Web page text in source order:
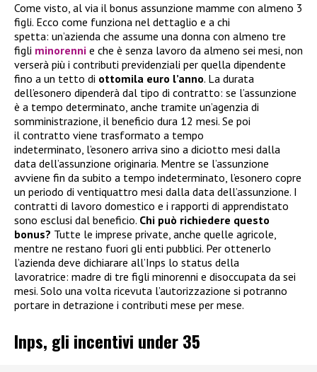
Come visto, al via il bonus assunzione mamme con almeno 3
figli. Ecco come funziona nel dettaglio e a chi
spetta: un’azienda che assume una donna con almeno tre
figli minorenni e che è senza lavoro da almeno sei mesi, non
verserà più i contributi previdenziali per quella dipendente
fino a un tetto di ottomila euro l’anno. La durata
dell’esonero dipenderà dal tipo di contratto: se l’assunzione
è a tempo determinato, anche tramite un’agenzia di
somministrazione, il beneficio dura 12 mesi. Se poi
il contratto viene trasformato a tempo
indeterminato, l’esonero arriva sino a diciotto mesi dalla
data dell’assunzione originaria. Mentre se l’assunzione
avviene fin da subito a tempo indeterminato, l’esonero copre
un periodo di ventiquattro mesi dalla data dell’assunzione. I
contratti di lavoro domestico e i rapporti di apprendistato
sono esclusi dal beneficio. Chi può richiedere questo
bonus? Tutte le imprese private, anche quelle agricole,
mentre ne restano fuori gli enti pubblici. Per ottenerlo
l’azienda deve dichiarare all’Inps lo status della
lavoratrice: madre di tre figli minorenni e disoccupata da sei
mesi. Solo una volta ricevuta l’autorizzazione si potranno
portare in detrazione i contributi mese per mese.
Inps, gli incentivi under 35